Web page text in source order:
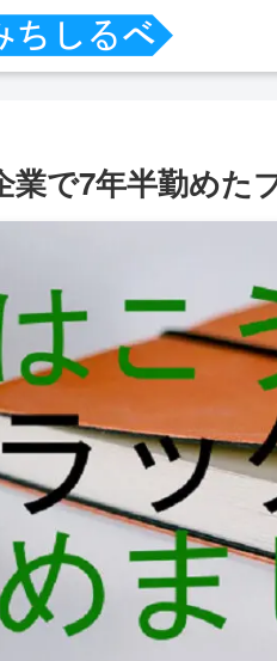
業で7年半勤めた